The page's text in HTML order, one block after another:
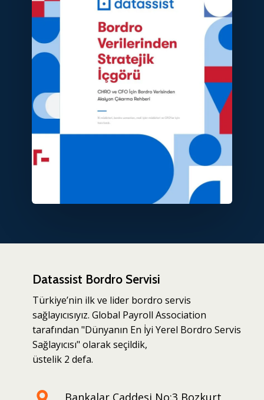
Datassist Bordro Servisi
Türkiye’nin ilk ve lider bordro servis
sağlayıcısıyız. Global Payroll Association
tarafından "Dünyanın En İyi Yerel Bordro Servis
Sağlayıcısı" olarak seçildik,
üstelik 2 defa.